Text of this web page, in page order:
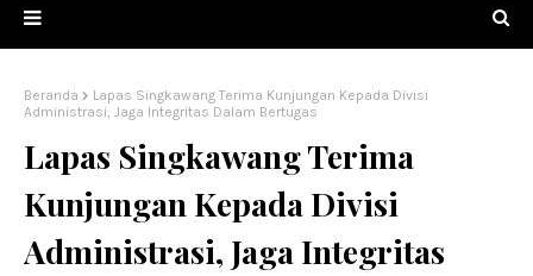
Beranda
Lapas Singkawang Terima Kunjungan Kepada Divisi
Administrasi, Jaga Integritas Dalam Bertugas
Lapas Singkawang Terima
Kunjungan Kepada Divisi
Administrasi, Jaga Integritas